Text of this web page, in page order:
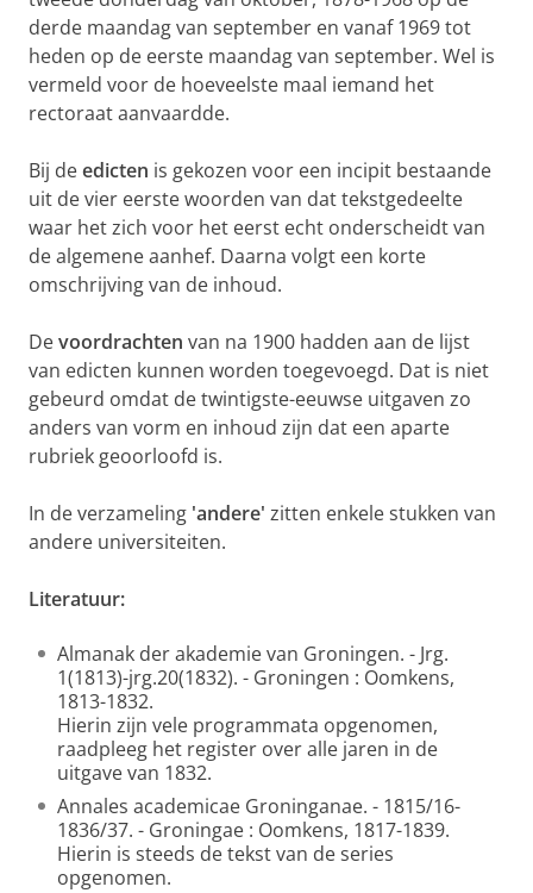
derde maandag van september en vanaf 1969 tot
heden op de eerste maandag van september. Wel is
vermeld voor de hoeveelste maal iemand het
rectoraat aanvaardde.
Bij deedicten is gekozen voor een incipit bestaande
uit de vier eerste woorden van dat tekstgedeelte
waar het zich voor het eerst echt onderscheidt van
de algemene aanhef. Daarna volgt een korte
omschrijving van de inhoud.
Devoordrachten van na 1900 hadden aan de lijst
van edicten kunnen worden toegevoegd. Dat is niet
gebeurd omdat de twintigste-eeuwse uitgaven zo
anders van vorm en inhoud zijn dat een aparte
rubriek geoorloofd is.
In de verzameling 'andere' zitten enkele stukken van
andere universiteiten.
Literatuur:
Almanak der akademie van Groningen. - Jrg.
1(1813)-jrg.20(1832). - Groningen : Oomkens,
1813-1832.
Hierin zijn vele programmata opgenomen,
raadpleeg het register over alle jaren in de
uitgave van 1832.
Annales academicae Groninganae. - 1815/16-
1836/37. - Groningae : Oomkens, 1817-1839.
Hierin is steeds de tekst van de series
opgenomen.